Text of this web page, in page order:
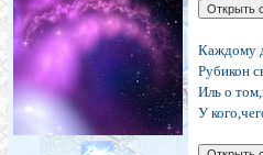
Каждому
Рубикон
Иль о
У